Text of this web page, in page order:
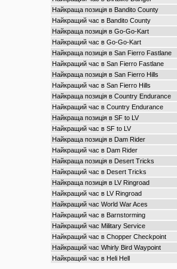
Найкраща позиція в Bandito County
Найкращий час в Bandito County
Найкраща позиція в Go-Go-Kart
Найкращий час в Go-Go-Kart
Найкраща позиція в San Fierro Fastlane
Найкращий час в San Fierro Fastlane
Найкраща позиція в San Fierro Hills
Найкращий час в San Fierro Hills
Найкраща позиція в Country Endurance
Найкращий час в Country Endurance
Найкраща позиція в SF to LV
Найкращий час в SF to LV
Найкраща позиція в Dam Rider
Найкращий час в Dam Rider
Найкраща позиція в Desert Tricks
Найкращий час в Desert Tricks
Найкраща позиція в LV Ringroad
Найкращий час в LV Ringroad
Найкращий час World War Aces
Найкращий час в Barnstorming
Найкращий час Military Service
Найкращий час в Chopper Checkpoint
Найкращий час Whirly Bird Waypoint
Найкращий час в Heli Hell